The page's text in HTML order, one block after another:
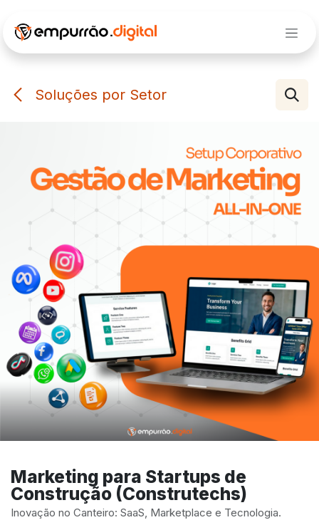
Soluções por Setor
Marketing para Startups de
Construção (Construtechs)
Inovação no Canteiro: SaaS, Marketplace e Tecnologia.